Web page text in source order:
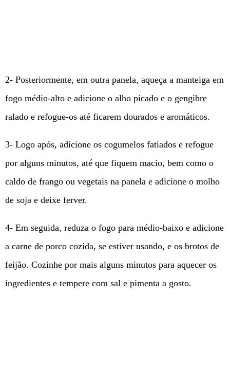
2- Posteriormente, em outra panela, aqueça a manteiga em
fogo médio-alto e adicione o alho picado e o gengibre
ralado e refogue-os até ficarem dourados e aromáticos.
3- Logo após, adicione os cogumelos fatiados e refogue
por alguns minutos, até que fiquem macio, bem como o
caldo de frango ou vegetais na panela e adicione o molho
de soja e deixe ferver.
4- Em seguida, reduza o fogo para médio-baixo e adicione
a carne de porco cozida, se estiver usando, e os brotos de
feijão. Cozinhe por mais alguns minutos para aquecer os
ingredientes e tempere com sal e pimenta a gosto.